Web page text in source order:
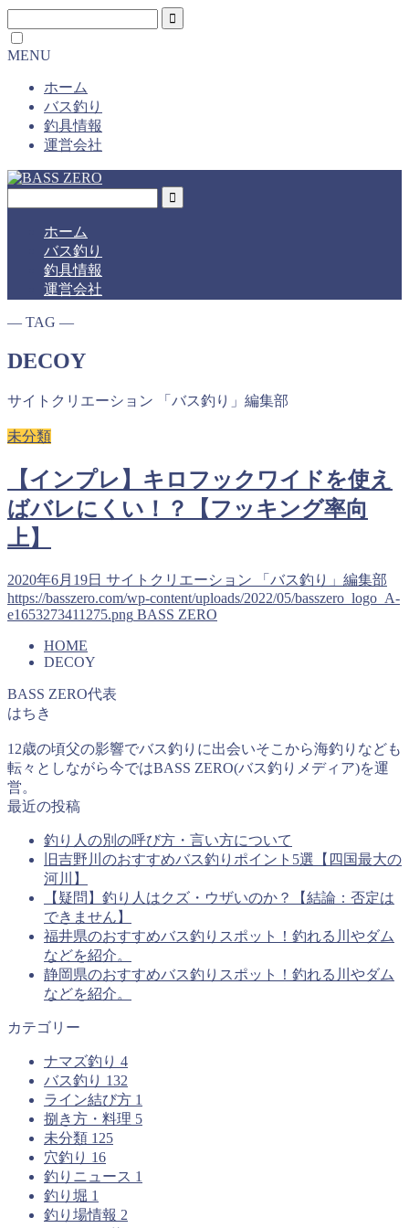
MENU
ホーム
バス釣り
釣具情報
運営会社
ホーム
バス釣り
釣具情報
運営会社
― TAG ―
DECOY
サイトクリエーション 「バス釣り」編集部
未分類
【インプレ】キロフックワイドを使え
ばバレにくい！？【フッキング率向
上】
2020年6月19日 サイトクリエーション 「バス釣り」編集部
https://basszero.com/wp-content/uploads/2022/05/basszero_logo_A-
e1653273411275.png BASS ZERO
HOME
DECOY
BASS ZERO代表
はちき
12歳の頃父の影響でバス釣りに出会いそこから海釣りなども
転々としながら今ではBASS ZERO(バス釣りメディア)を運
営。
最近の投稿
釣り人の別の呼び方・言い方について
旧吉野川のおすすめバス釣りポイント5選【四国最大の
河川】
【疑問】釣り人はクズ・ウザいのか？【結論：否定は
できません】
福井県のおすすめバス釣りスポット！釣れる川やダム
などを紹介。
静岡県のおすすめバス釣りスポット！釣れる川やダム
などを紹介。
カテゴリー
ナマズ釣り 4
バス釣り 132
ライン結び方 1
捌き方・料理 5
未分類 125
穴釣り 16
釣りニュース 1
釣り堀 1
釣り場情報 2